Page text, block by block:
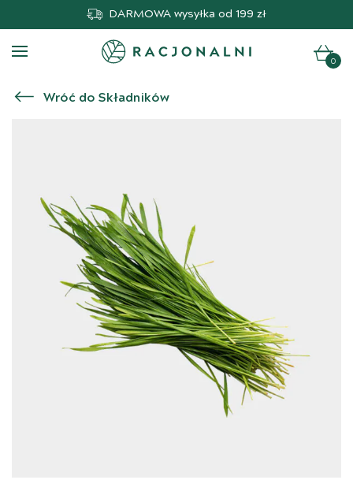
DARMOWA wysyłka od 199 zł
0
Wróć do Składników